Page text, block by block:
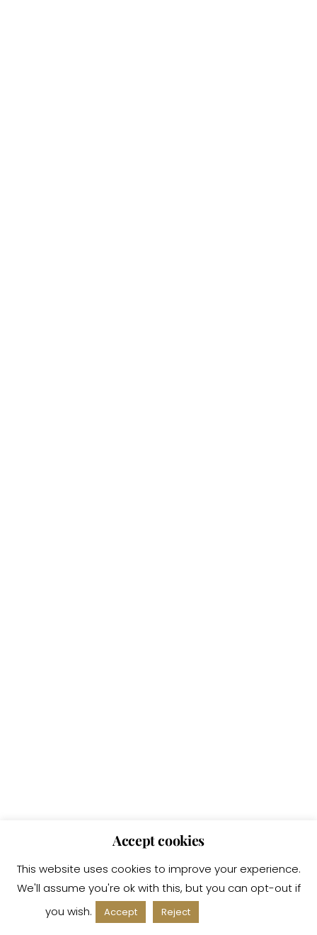
Accept cookies
This website uses cookies to improve your experience.
We'll assume you're ok with this, but you can opt-out if
you wish.
Accept Reject